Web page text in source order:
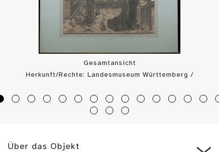
Gesamtansicht
Herkunft/Rechte: Landesmuseum Württemberg /
Über das Objekt